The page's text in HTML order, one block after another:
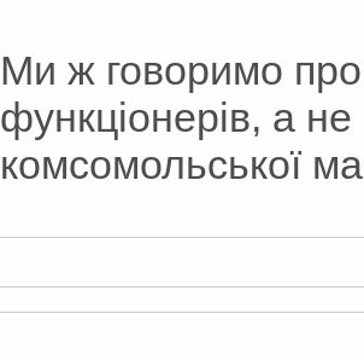
Ми ж говоримо
функціонерів, а не
комсомольської